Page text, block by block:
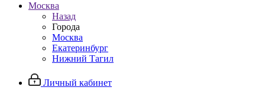
Москва
Назад
Города
Москва
Екатеринбург
Нижний Тагил
Личный кабинет